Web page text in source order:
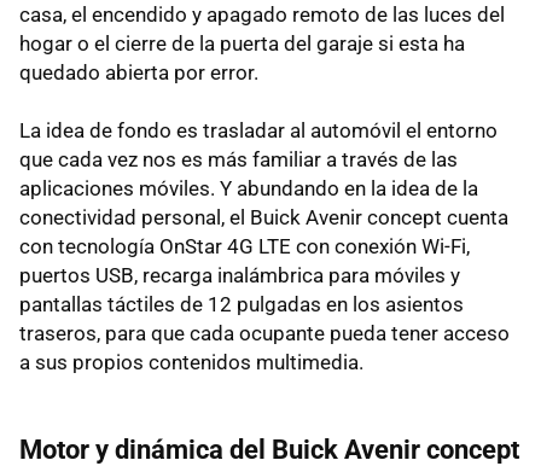
casa, el encendido y apagado remoto de las luces del
hogar o el cierre de la puerta del garaje si esta ha
quedado abierta por error.
La idea de fondo es trasladar al automóvil el entorno
que cada vez nos es más familiar a través de las
aplicaciones móviles. Y abundando en la idea de la
conectividad personal, el Buick Avenir concept cuenta
con tecnología OnStar 4G LTE con conexión Wi-Fi,
puertos USB, recarga inalámbrica para móviles y
pantallas táctiles de 12 pulgadas en los asientos
traseros, para que cada ocupante pueda tener acceso
a sus propios contenidos multimedia.
Motor y dinámica del Buick Avenir concept